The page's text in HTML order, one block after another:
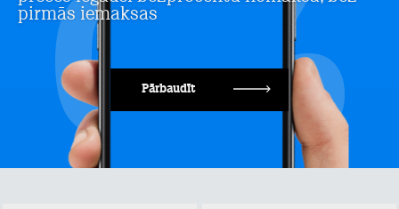
pirmās iemaksas
Pārbaudīt